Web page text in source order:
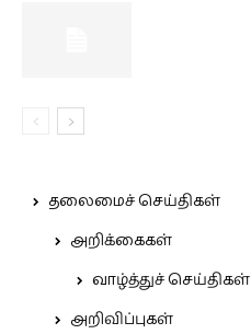
தலைமைச் செய்திகள்
அறிக்கைகள்
வாழ்த்துச் செய்திகள்
அறிவிப்புகள்